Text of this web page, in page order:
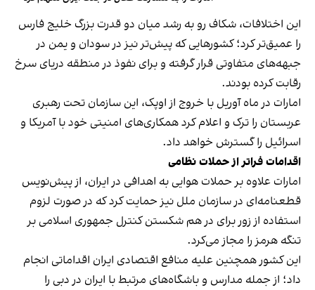
این اختلافات، شکاف رو به رشد میان دو قدرت بزرگ خلیج فارس
را عمیق‌تر کرد؛ کشورهایی که پیش‌تر نیز در سودان و یمن در
جبهه‌های متفاوتی قرار گرفته و برای نفوذ در منطقه دریای سرخ
رقابت کرده بودند.
امارات در ماه آوریل با خروج از اوپک، این سازمان تحت رهبری
عربستان را ترک و اعلام کرد همکاری‌های امنیتی خود با آمریکا و
اسرائیل را گسترش خواهد داد.
اقدامات فراتر از حملات نظامی
امارات علاوه بر حملات هوایی به اهدافی در ایران، از پیش‌نویس
قطعنامه‌ای در سازمان ملل نیز حمایت کرد که در صورت لزوم
استفاده از زور برای در هم شکستن کنترل جمهوری اسلامی بر
تنگه هرمز را مجاز می‌کرد.
این کشور همچنین علیه منافع اقتصادی ایران اقداماتی انجام
داد؛ از جمله مدارس و باشگاه‌های مرتبط با ایران در دبی را